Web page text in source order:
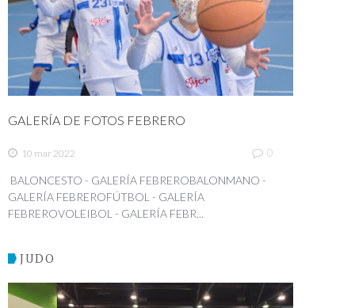
GALERÍA DE FOTOS FEBRERO
10 mar 2022 0
BALONCESTO - GALERÍA FEBREROBALONMANO -
GALERÍA FEBREROFÚTBOL - GALERÍA
FEBREROVOLEIBOL - GALERÍA FEBR...
JUDO